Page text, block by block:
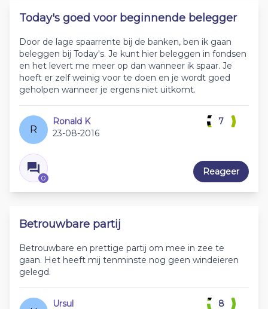
Today's goed voor beginnende belegger
Door de lage spaarrente bij de banken, ben ik gaan
beleggen bij Today's. Je kunt hier beleggen in fondsen
en het levert me meer op dan wanneer ik spaar. Je
hoeft er zelf weinig voor te doen en je wordt goed
geholpen wanneer je ergens niet uitkomt.
R
Ronald K
23-08-2016
0
7
Reageer
Betrouwbare partij
Betrouwbare en prettige partij om mee in zee te
gaan. Het heeft mij tenminste nog geen windeieren
gelegd.
Ursul 8